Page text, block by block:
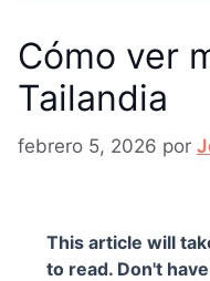
Cómo ver
Tailandia
febrero 5, 2026 por
This article will
to read. Don't